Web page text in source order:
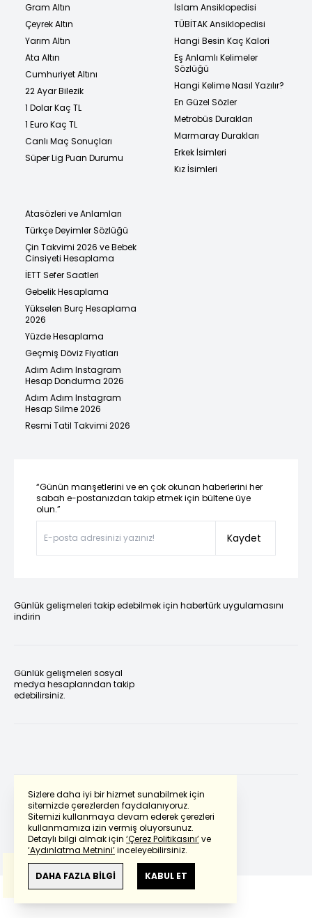
Sizlere daha iyi bir hizmet sunabilmek için
sitemizde çerezlerden faydalanıyoruz.
Sitemizi kullanmaya devam ederek çerezleri
kullanmamıza izin vermiş oluyorsunuz.
Detaylı bilgi almak için ‘Çerez Politikasını’ve
‘Aydınlatma Metnini’inceleyebilirsiniz.
DAHA FAZLA BİLGİ KABUL ET
Gram Altın
Çeyrek Altın
Yarım Altın
Ata Altın
Cumhuriyet Altını
22 Ayar Bilezik
1 Dolar Kaç TL
1 Euro Kaç TL
Canlı Maç Sonuçları
Süper Lig Puan Durumu
İslam Ansiklopedisi
TÜBİTAK Ansiklopedisi
Hangi Besin Kaç Kalori
Eş Anlamlı Kelimeler
Sözlüğü
Hangi Kelime Nasıl Yazılır?
En Güzel Sözler
Metrobüs Durakları
Marmaray Durakları
Erkek İsimleri
Kız İsimleri
Atasözleri ve Anlamları
Türkçe Deyimler Sözlüğü
Çin Takvimi 2026 ve Bebek
Cinsiyeti Hesaplama
İETT Sefer Saatleri
Gebelik Hesaplama
Yükselen Burç Hesaplama
2026
Yüzde Hesaplama
Geçmiş Döviz Fiyatları
Adım Adım Instagram
Hesap Dondurma 2026
Adım Adım Instagram
Hesap Silme 2026
Resmi Tatil Takvimi 2026
“Günün manşetlerini ve en çok okunan haberlerini her
sabah e-postanızdan takip etmek için bültene üye
olun.”
Kaydet
Günlük gelişmeleri takip edebilmek için habertürk uygulamasını
indirin
Günlük gelişmeleri sosyal
medya hesaplarından takip
edebilirsiniz.
Powered by Translate
Bu çevirideGoogle Transletekullanılmıştır.
Anlam ve çeviri hatalarından
haberturk.com
sorumlu değildir.